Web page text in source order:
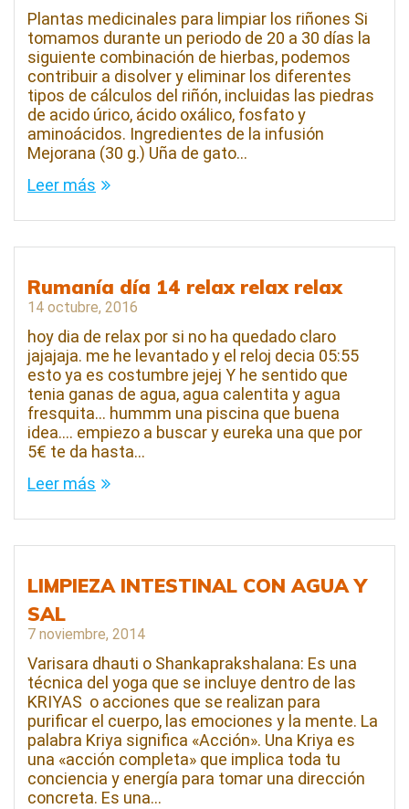
Plantas medicinales para limpiar los riñones Si
tomamos durante un periodo de 20 a 30 días la
siguiente combinación de hierbas, podemos
contribuir a disolver y eliminar los diferentes
tipos de cálculos del riñón, incluidas las piedras
de acido úrico, ácido oxálico, fosfato y
aminoácidos. Ingredientes de la infusión
Mejorana (30 g.) Uña de gato…
Leer más
Rumanía día 14 relax relax relax
14 octubre, 2016
hoy dia de relax por si no ha quedado claro
jajajaja. me he levantado y el reloj decia 05:55
esto ya es costumbre jejej Y he sentido que
tenia ganas de agua, agua calentita y agua
fresquita… hummm una piscina que buena
idea…. empiezo a buscar y eureka una que por
5€ te da hasta…
Leer más
LIMPIEZA INTESTINAL CON AGUA Y
SAL
7 noviembre, 2014
Varisara dhauti o Shankaprakshalana: Es una
técnica del yoga que se incluye dentro de las
KRIYAS o acciones que se realizan para
purificar el cuerpo, las emociones y la mente. La
palabra Kriya significa «Acción». Una Kriya es
una «acción completa» que implica toda tu
conciencia y energía para tomar una dirección
concreta. Es una…